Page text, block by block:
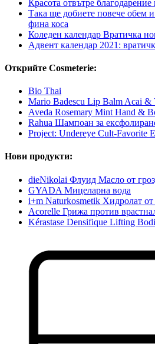
Красота отвътре
Така ще добиете повече обем
фина коса
Коледен календар Вратичка
Адвент календар 2021:
Открийте Cosmeterie:
Bio Thai
Mario Badescu Lip Balm Acai &
Aveda Rosemary Mint Hand &
Rahua Шампоан за
Project: Undereye Cult-Favorite
Нови продукти:
dieNikolai Флуид Масло от
GYADA Мицеларна вода
i+m Naturkosmetik Хидролат от
Acorelle Грижа против
Kérastase Densifique Lifting